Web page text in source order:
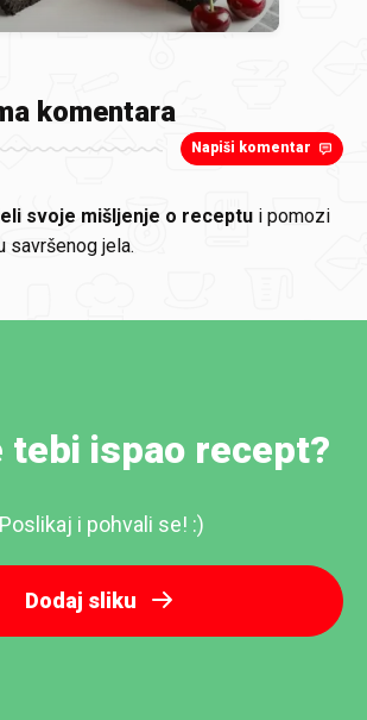
komentara
Napiši komentar
svoje mišljenje o receptu i pomozi
savršenog jela.
tebi ispao recept?
Poslikaj i pohvali se! :)
Dodaj sliku